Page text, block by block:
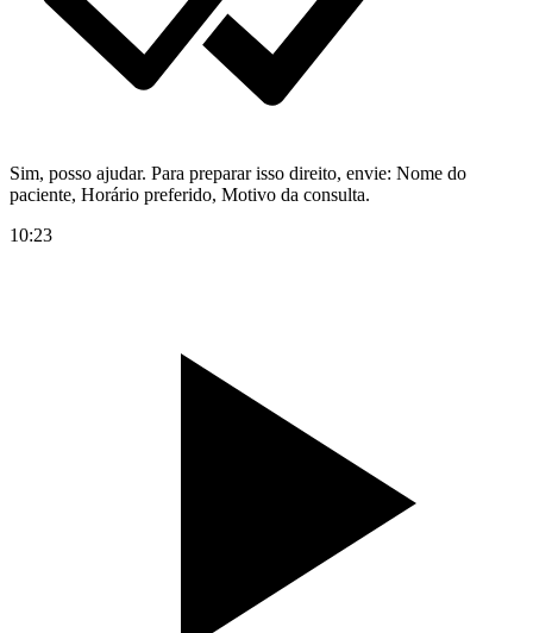
Sim, posso ajudar. Para preparar isso direito, envie: Nome do
paciente, Horário preferido, Motivo da consulta.
10:23